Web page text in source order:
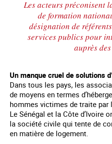
Les acteurs préconisent
de formation
désignation de
services publics pour
auprès
Un manque cruel de solutions
Dans tous les pays, les
de moyens en termes
hommes victimes de traite par
Le Sénégal et la Côte d’Ivoire
la société civile qui tente de
en matière de logement.